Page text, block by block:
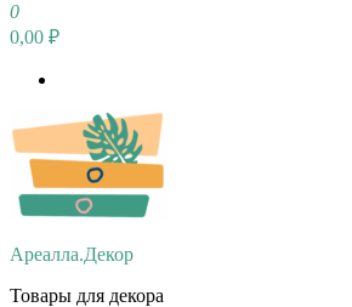
0
0,00 ₽
Ареалла.Декор
Товары для декора